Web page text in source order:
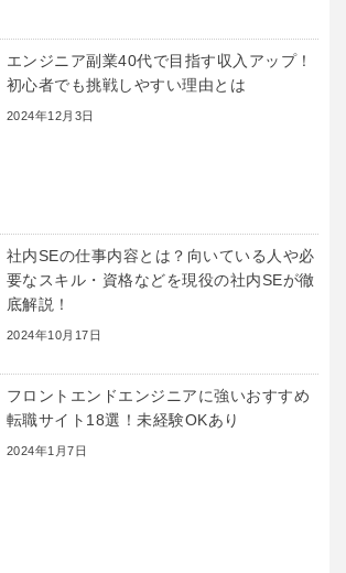
エンジニア副業40代で目指す収入アップ！
初心者でも挑戦しやすい理由とは
2024年12月3日
社内SEの仕事内容とは？向いている人や必
要なスキル・資格などを現役の社内SEが徹
底解説！
2024年10月17日
フロントエンドエンジニアに強いおすすめ
転職サイト18選！未経験OKあり
2024年1月7日